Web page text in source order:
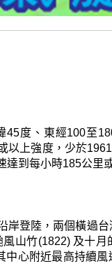
45度、東經100至
以上強度，少於
到每小時185公里
岸登陸，兩個橫過
山竹(1822) 及十月
中心附近最高持續風